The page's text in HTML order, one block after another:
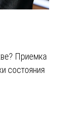
Приемка
состояния